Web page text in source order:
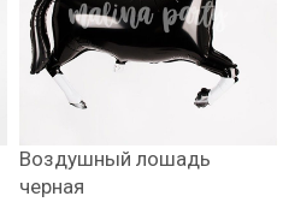
Воздушный лошадь
черная